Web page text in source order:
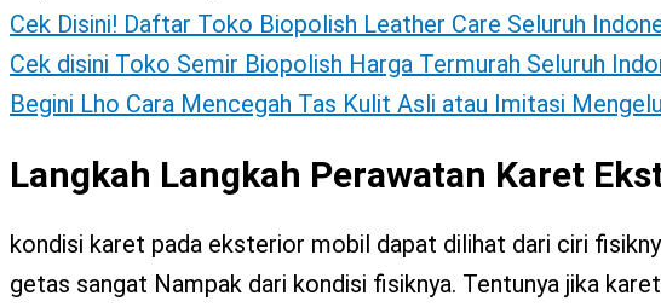
Cek Disini! Daftar Toko Biopolish Leather Care Seluruh
Cek disini Toko Semir Biopolish Harga Termurah Seluruh
Begini Lho Cara Mencegah Tas Kulit Asli atau Imitasi
Langkah Langkah Perawatan Karet
kondisi karet pada eksterior mobil dapat dilihat dari ciri
getas sangat Nampak dari kondisi fisiknya. Tentunya jika